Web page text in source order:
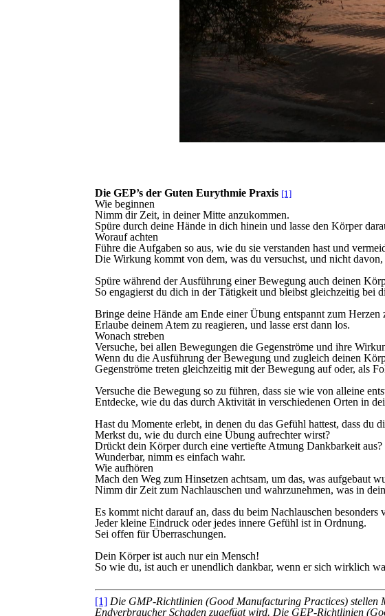
Die GEP’s der Guten Eurythmie Praxis [1]
Wie beginnen
Nimm dir Zeit, in deiner Mitte anzukommen.
Spüre durch deine Hände in dich hinein und lasse den Körper
Worauf achten
Führe die Aufgaben so aus, wie du sie verstanden hast und
Die Wirkung kommt von dem, was du versuchst, und nicht davon,
Spüre während der Ausführung einer Bewegung auch deinen
So engagierst du dich in der Tätigkeit und bleibst gleichzeitig bei
Bringe deine Hände am Ende einer Übung entspannt zum Herzen
Erlaube deinem Atem zu reagieren, und lasse erst dann los.
Wonach streben
Versuche, bei allen Bewegungen die Gegenströme und ihre
Wenn du die Ausführung der Bewegung und zugleich deinen
Gegenströme treten gleichzeitig mit der Bewegung auf oder, als
Versuche die Bewegung so zu führen, dass sie wie von alleine
Entdecke, wie du das durch Aktivität in verschiedenen Orten in
Hast du Momente erlebt, in denen du das Gefühl hattest, dass du
Merkst du, wie du durch eine Übung aufrechter wirst?
Drückt dein Körper durch eine vertiefte Atmung Dankbarkeit aus?
Wunderbar, nimm es einfach wahr.
Wie aufhören
Mach den Weg zum Hinsetzen achtsam, um das, was aufgebaut
Nimm dir Zeit zum Nachlauschen und wahrzunehmen, was in
Es kommt nicht darauf an, dass du beim Nachlauschen besonders
Jeder kleine Eindruck oder jedes innere Gefühl ist in Ordnung.
Sei offen für Überraschungen.
Dein Körper ist auch nur ein Mensch!
So wie du, ist auch er unendlich dankbar, wenn er sich wirklich
[1] Die GMP-Richtlinien (Good Manufacturing Practices) stellen
Endverbraucher Schaden zugefügt wird. Die GEP-Richtlinien